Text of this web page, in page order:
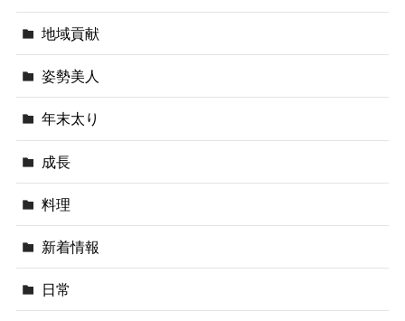
地域貢献
姿勢美人
年末太り
成長
料理
新着情報
日常